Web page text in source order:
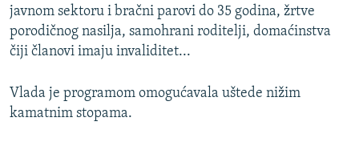
javnom sektoru i bračni parovi do 35 godina, žrtve
porodičnog nasilja, samohrani roditelji, domaćinstva
čiji članovi imaju invaliditet...
Vlada je programom omogućavala uštede nižim
kamatnim stopama.